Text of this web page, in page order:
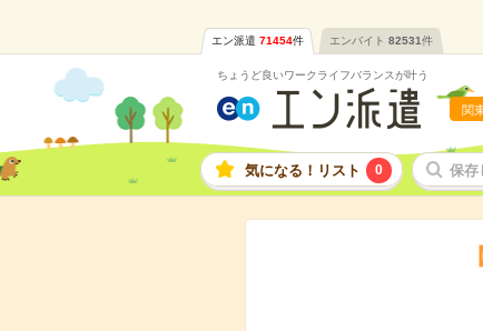
エン派遣 71454件 エンバイト 82531件
ちょうど良いワークライフバランスが叶う
関
気になる！リスト 0 保存